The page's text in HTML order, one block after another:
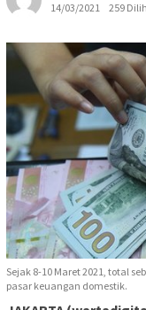
14/03/2021
259
Sejak 8-10 Maret 2021, total
pasar keuangan domestik.